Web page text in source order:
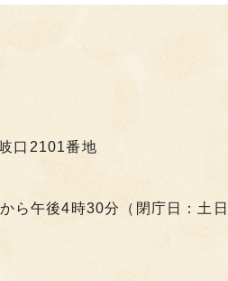
口2101番地
午後4時30分（閉庁日：土日